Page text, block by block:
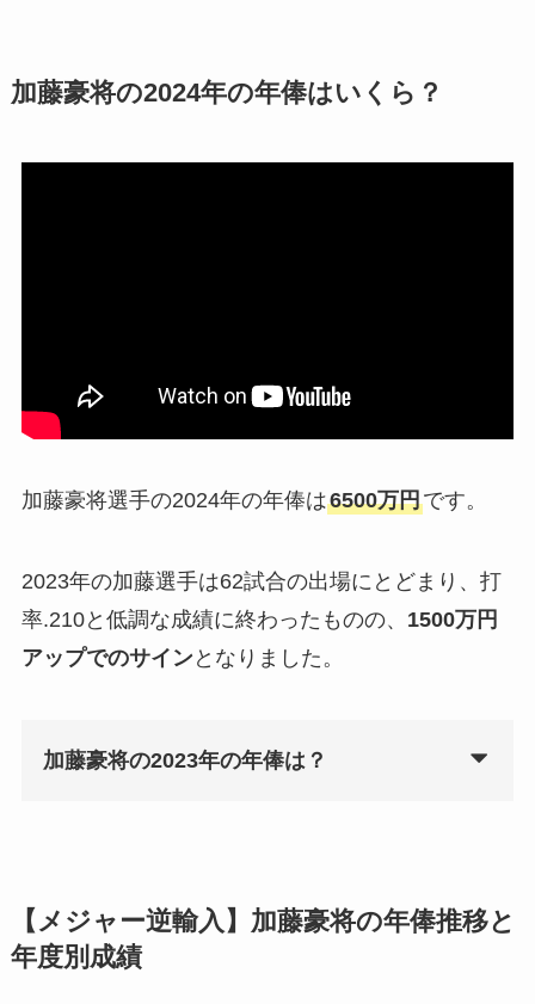
加藤豪将の2024年の年俸はいくら？
加藤豪将選手の2024年の年俸は6500万円です。
2023年の加藤選手は62試合の出場にとどまり、打
率.210と低調な成績に終わったものの、 1500万円
アップでのサインとなりました。
加藤豪将の2023年の年俸は？
【メジャー逆輸入】加藤豪将の年俸推移と
年度別成績